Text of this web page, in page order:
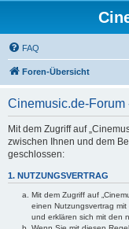
FAQ
Foren-Übersicht
Cinemusic.de-
Mit dem Zugriff auf
zwischen Ihnen und dem
geschlossen:
1. NUTZUNGSVERTRAG
Mit dem Zugriff auf
einen Nutzungsvertrag mit
und erklären sich mit den